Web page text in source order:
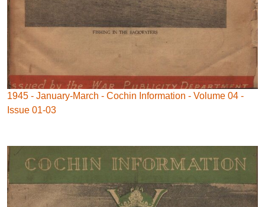
1945 - January-March - Cochin Information - Volume 04 -
Issue 01-03